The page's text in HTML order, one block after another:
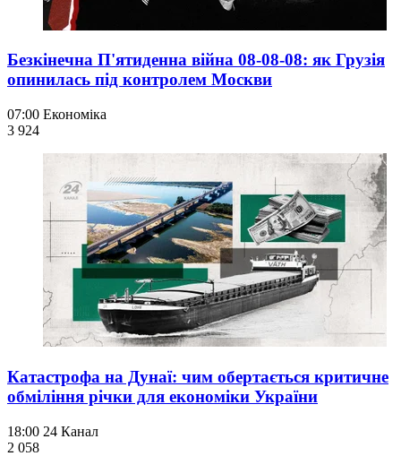
Безкінечна П'ятиденна війна 08-08-08: як Грузія
опинилась під контролем Москви
07:00 Економіка
3 924
Катастрофа на Дунаї: чим обертається критичне
обміління річки для економіки України
18:00 24 Канал
2 058